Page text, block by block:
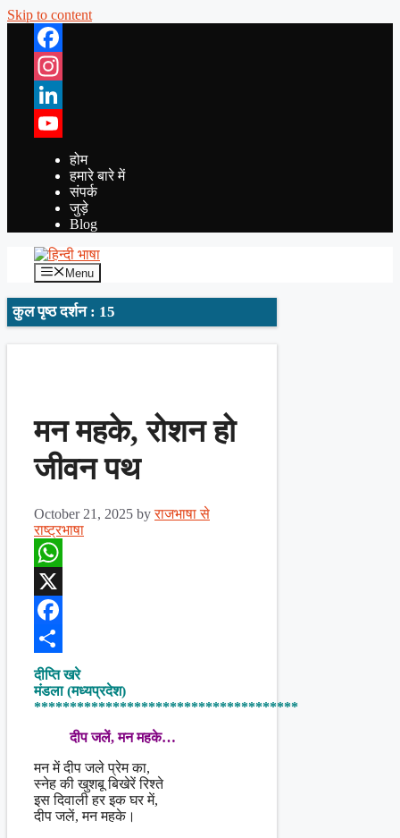
Skip to content
Facebook
Instagram
LinkedIn
YouTube
होम
हमारे बारे में
संपर्क
जुड़े
Blog
Menu
कुल पृष्ठ दर्शन : 15
मन महके, रोशन हो
जीवन पथ
October 21, 2025 byराजभाषा से
राष्ट्रभाषा
WhatsApp
X
Facebook
Share
दीप्ति खरे
मंडला (मध्यप्रदेश)
*************************************
दीप जलें, मन महके…
मन में दीप जले प्रेम का,
स्नेह की खुशबू बिखेरें रिश्ते
इस दिवाली हर इक घर में,
दीप जलें, मन महके।